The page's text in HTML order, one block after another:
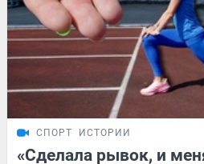
СПОРТ ИСТОРИИ
«Сделала рывок, и